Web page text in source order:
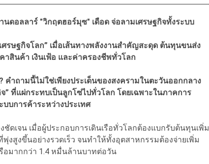
ดอลลาร์ "วิกฤตฮอร์มุซ" เดือด จ่อลามเศรษฐกิจทั้งระบบ
รษฐกิจโลก” เมื่อเส้นทางพลังงานสำคัญสะดุด ต้นทุนขนส่ง
าสินค้า เงินเฟ้อ และค่าครองชีพทั่วโลก
ำถามนี้ไม่ใช่เพียงประเด็นของสงครามในตะวันออกกลาง
” ที่แผ่กระทบเป็นลูกโซ่ไปทั่วโลก โดยเฉพาะในภาคการ
บบการค้าระหว่างประเทศ
เจน เมื่อผู้ประกอบการเดินเรือทั่วโลกต้องแบกรับต้นทุนเพิ่ม
งสูงขึ้นอย่างรวดเร็ว จนทำให้ทั้งอุตสาหกรรมต้องจ่ายเพิ่ม
อมากกว่า 1.4 หมื่นล้านบาทต่อวัน